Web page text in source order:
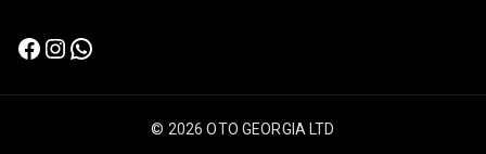
© 2026 OTO GEORGIA LTD